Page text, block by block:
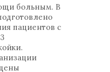
больным. В
пациентов с